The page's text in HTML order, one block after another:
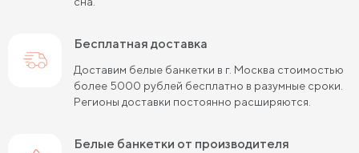
Бесплатная доставка
Доставим белые банкетки в г. Москва стоимостью
более 5000 рублей бесплатно в разумные сроки.
Регионы доставки постоянно расширяются.
белые банкетки от производителя